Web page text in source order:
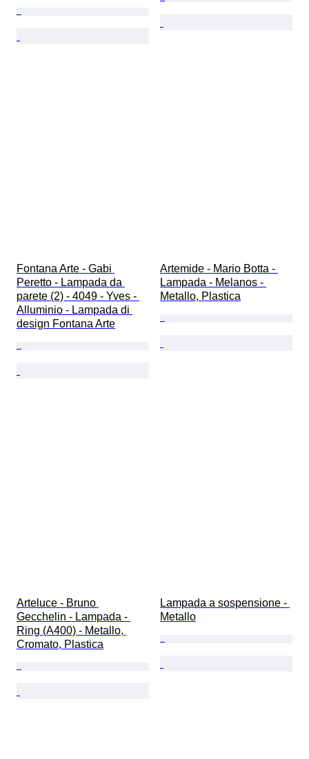
Fontana Arte - Gabi
Peretto - Lampada da
parete (2) - 4049 - Yves -
Alluminio - Lampada di
design Fontana Arte
Artemide - Mario Botta -
Lampada - Melanos -
Metallo, Plastica
Arteluce - Bruno
Gecchelin - Lampada -
Ring (A400) - Metallo,
Cromato, Plastica
Lampada a sospensione -
Metallo